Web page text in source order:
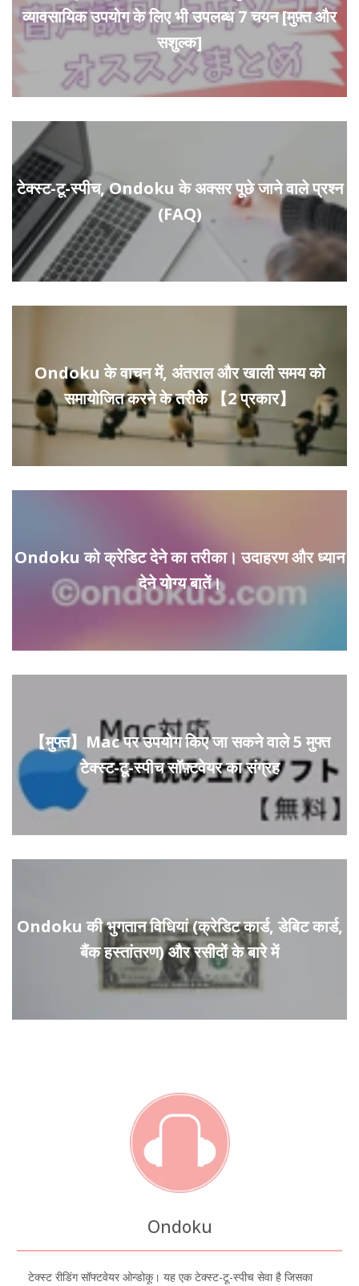
व्यावसायिक उपयोग के लिए भी उपलब्ध 7 चयन [मुफ़्त और
सशुल्क]
टेक्स्ट-टू-स्पीच, Ondoku के अक्सर पूछे जाने वाले प्रश्न
(FAQ)
Ondoku के वाचन में, अंतराल और खाली समय को
समायोजित करने के तरीके 【2 प्रकार】
Ondoku को क्रेडिट देने का तरीका। उदाहरण और ध्यान
देने योग्य बातें।
【मुफ्त】Mac पर उपयोग किए जा सकने वाले 5 मुफ्त
टेक्स्ट-टू-स्पीच सॉफ़्टवेयर का संग्रह
Ondoku की भुगतान विधियां (क्रेडिट कार्ड, डेबिट कार्ड,
बैंक हस्तांतरण) और रसीदों के बारे में
Ondoku
टेक्स्ट रीडिंग सॉफ्टवेयर ओन्डोकू। यह एक टेक्स्ट-टू-स्पीच सेवा है जिसका